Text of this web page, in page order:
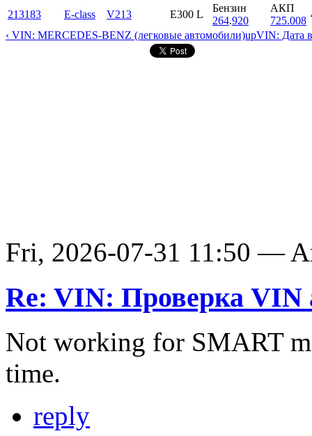
213183
E-class V213 E300 L
Бензин
264.920
АКП
725.008
‹ VIN: MERCEDES-BENZ (легковые автомобили)upVIN: Дата
Fri, 2026-07-31 11:50 —
Re: VIN: Проверка VIN
Not working for SMART
time.
reply